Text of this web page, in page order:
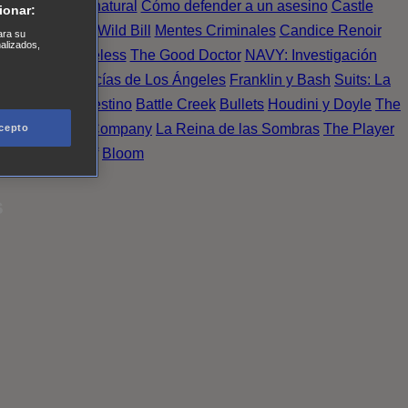
Sobrenatural Cómo defender a un asesino Castle
de Noche Wild Bill Mentes Criminales Candice Renoir
crimen Timeless The Good Doctor NAVY: Investigación
Finest. Policías de Los Ángeles Franklin y Bash Suits: La
Último Destino Battle Creek Bullets Houdini y Doyle The
X Company La Reina de las Sombras The Player
Bloom
su